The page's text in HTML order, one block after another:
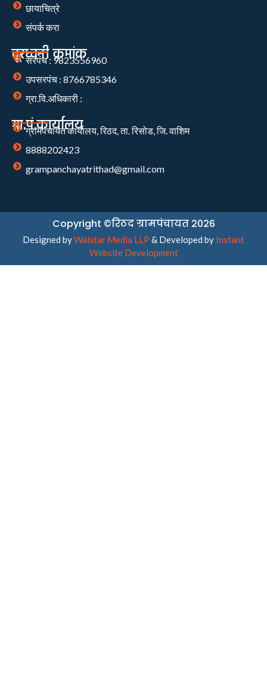
छायाचित्रे
संपर्क करा
दूरध्वनी क्रमांक
सरपंच : 9823556960
उपसरपंच : 8766785346
ग्रा.वि.अधिकारी :
ग्रा.पं.कार्यालय
ग्रामपंचायत कार्यालय, रिठद, ता. रिसोड, जि. वाशिम
8888202423
grampanchayatrithad@gmail.com
Copyright ©रिठद ग्रामपंचायत 2026
Designed byWalstar Media LLP & Developed by Instant
Website Development